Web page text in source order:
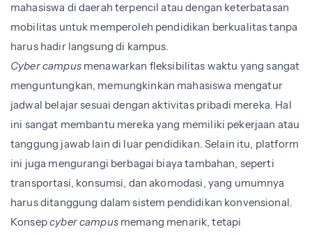
mahasiswa di daerah terpencil atau dengan keterbatasan
mobilitas untuk memperoleh pendidikan berkualitas tanpa
harus hadir langsung di kampus.
Cyber campusmenawarkan fleksibilitas waktu yang sangat
menguntungkan, memungkinkan mahasiswa mengatur
jadwal belajar sesuai dengan aktivitas pribadi mereka. Hal
ini sangat membantu mereka yang memiliki pekerjaan atau
tanggung jawab lain di luar pendidikan. Selain itu, platform
ini juga mengurangi berbagai biaya tambahan, seperti
transportasi, konsumsi, dan akomodasi, yang umumnya
harus ditanggung dalam sistem pendidikan konvensional.
Konsepcyber campusmemang menarik, tetapi